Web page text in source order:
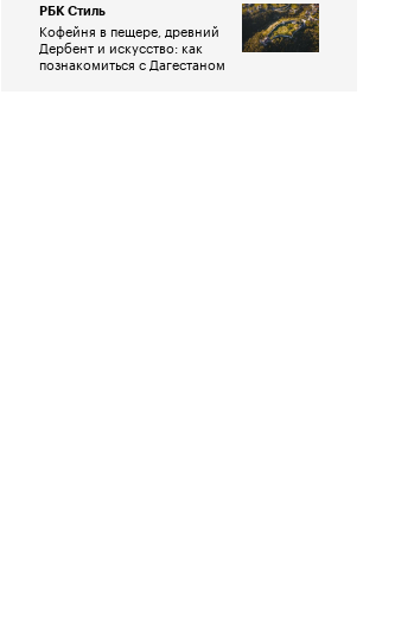
РБК Стиль
Кофейня в пещере, древний
Дербент и искусство: как
познакомиться с Дагестаном